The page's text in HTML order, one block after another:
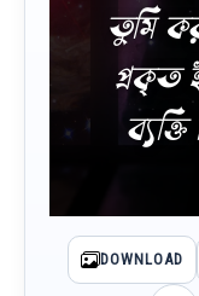
তুমি
প্রকৃত
DOWNLOAD